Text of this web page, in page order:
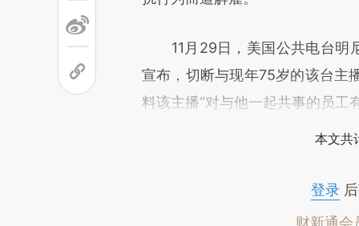
11月29日，美国公共电台明
宣布，切断与现年75岁的该台主
料该主播“对与他一起共事的员工
本文共
登录后
财新通会